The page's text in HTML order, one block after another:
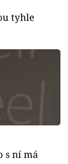
tyhle
s ní má